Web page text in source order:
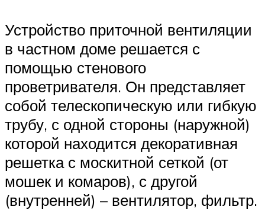
Устройство приточной вентиляции
в частном доме решается с
помощью стенового
проветривателя. Он представляет
собой телескопическую или гибкую
трубу, с одной стороны (наружной)
которой находится декоративная
решетка с москитной сеткой (от
мошек и комаров), с другой
(внутренней) – вентилятор, фильтр.